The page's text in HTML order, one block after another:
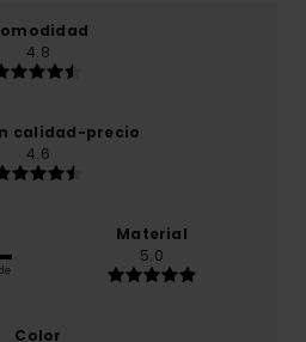
4.8
calidad-precio
4.6
Material
5.0
Color